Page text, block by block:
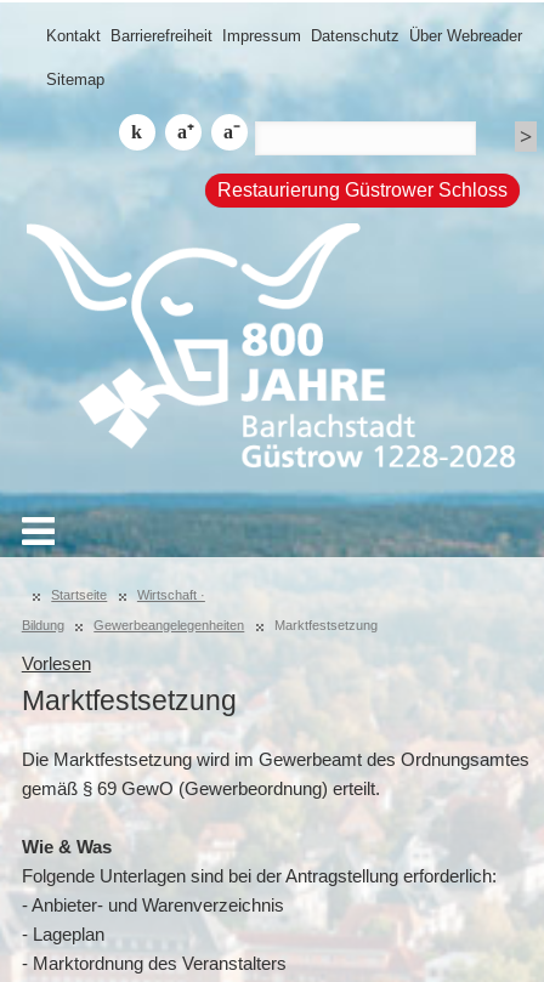
Kontakt Barrierefreiheit Impressum Datenschutz Über Webreader
Sitemap
Restaurierung Güstrower Schloss
Startseite Wirtschaft ·
Bildung Gewerbeangelegenheiten Marktfestsetzung
Vorlesen
Marktfestsetzung
Die Marktfestsetzung wird im Gewerbeamt des Ordnungsamtes
gemäß § 69 GewO (Gewerbeordnung) erteilt.
Wie & Was
Folgende Unterlagen sind bei der Antragstellung erforderlich:
- Anbieter- und Warenverzeichnis
- Lageplan
- Marktordnung des Veranstalters